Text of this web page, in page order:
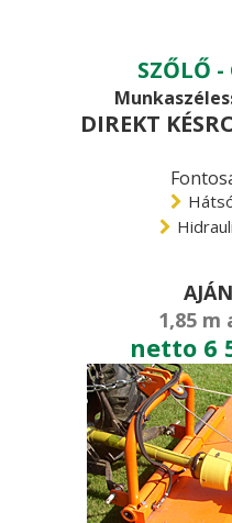
SZŐLŐ
DIREKT
1,85
netto 6